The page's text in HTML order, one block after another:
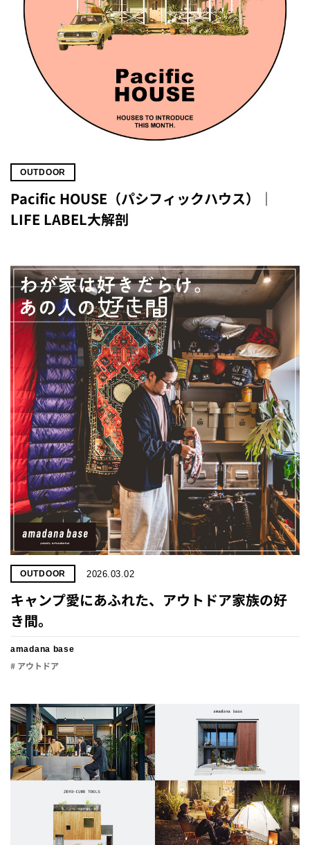
OUTDOOR
Pacific HOUSE（パシフィックハウス）｜
LIFE LABEL大解剖
OUTDOOR 2026.03.02
キャンプ愛にあふれた、アウトドア家族の好
き間。
amadana base
# アウトドア